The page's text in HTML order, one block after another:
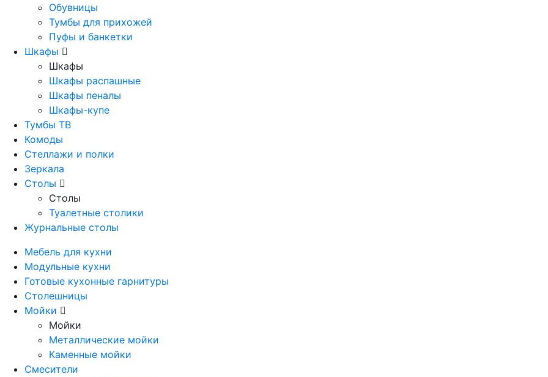
Обувницы
Тумбы для прихожей
Пуфы и банкетки
Шкафы
Шкафы
Шкафы распашные
Шкафы пеналы
Шкафы-купе
Тумбы ТВ
Комоды
Стеллажи и полки
Зеркала
Столы
Столы
Туалетные столики
Журнальные столы
Мебель для кухни
Модульные кухни
Готовые кухонные гарнитуры
Столешницы
Мойки
Мойки
Металлические мойки
Каменные мойки
Смесители